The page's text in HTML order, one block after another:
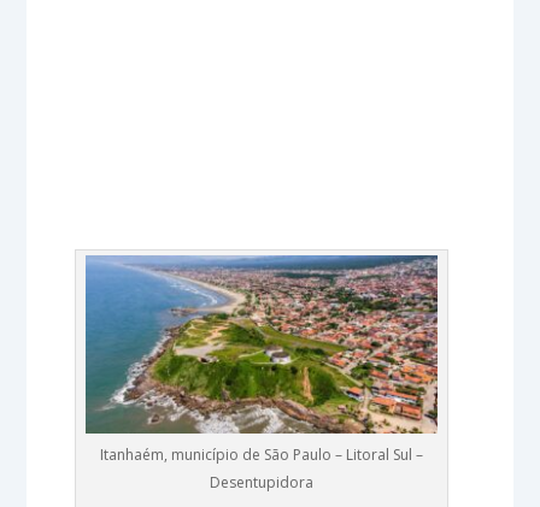
Itanhaém, município de São Paulo – Litoral Sul –
Desentupidora